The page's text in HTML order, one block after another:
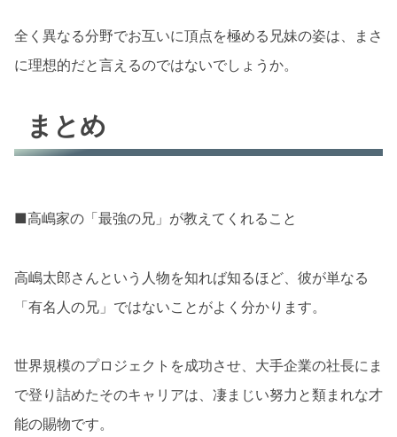
全く異なる分野でお互いに頂点を極める兄妹の姿は、まさ
に理想的だと言えるのではないでしょうか。
まとめ
■高嶋家の「最強の兄」が教えてくれること
高嶋太郎さんという人物を知れば知るほど、彼が単なる
「有名人の兄」ではないことがよく分かります。
世界規模のプロジェクトを成功させ、大手企業の社長にま
で登り詰めたそのキャリアは、凄まじい努力と類まれな才
能の賜物です。